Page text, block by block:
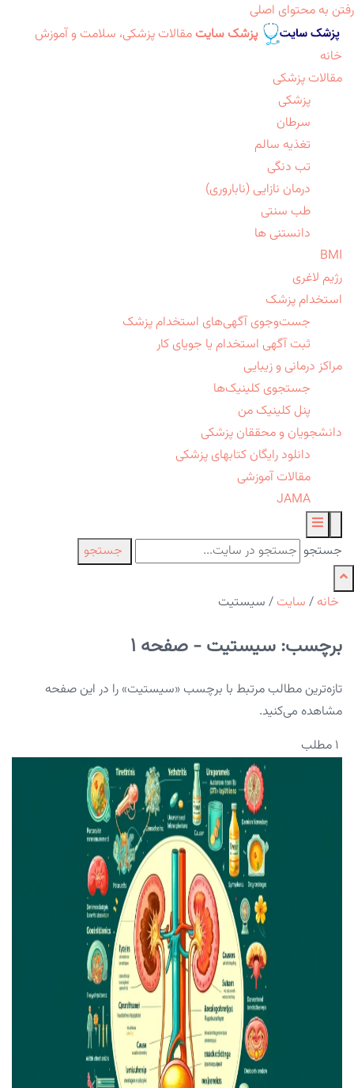
رفتن به محتوای اصلی
پزشک سایت مقالات پزشکی، سلامت و آموزش
خانه
مقالات پزشکی
پزشکی
سرطان
تغذیه سالم
تب دنگی
درمان نازایی (ناباروری)
طب سنتی
دانستنی ها
BMI
رژیم لاغری
استخدام پزشک
جست‌وجوی آگهی‌های استخدام پزشک
ثبت آگهی استخدام یا جویای کار
مراکز درمانی و زیبایی
جستجوی کلینیک‌ها
پنل کلینیک من
دانشجویان و محققان پزشکی
دانلود رایگان کتابهای پزشکی
مقالات آموزشی
JAMA
جستجو جستجو
خانه / سایت / سیستیت
برچسب: سیستیت - صفحه 1
تازه‌ترین مطالب مرتبط با برچسب «سیستیت» را در این صفحه
مشاهده می‌کنید.
۱ مطلب